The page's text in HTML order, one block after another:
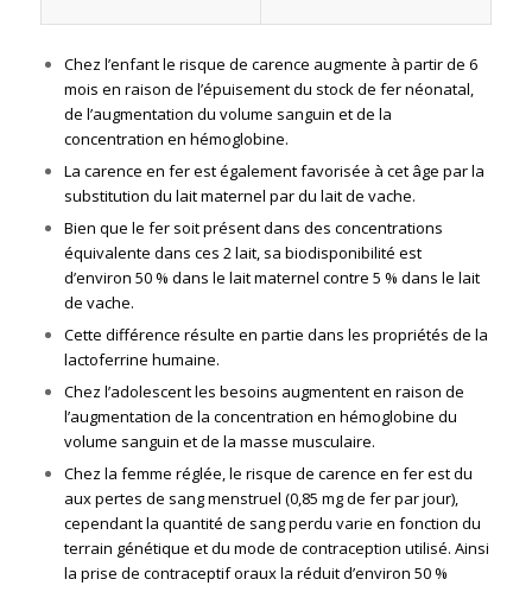
Chez l’enfant le risque de carence augmente à partir de 6
mois en raison de l’épuisement du stock de fer néonatal,
de l’augmentation du volume sanguin et de la
concentration en hémoglobine.
La carence en fer est également favorisée à cet âge par la
substitution du lait maternel par du lait de vache.
Bien que le fer soit présent dans des concentrations
équivalente dans ces 2 lait, sa biodisponibilité est
d’environ 50 % dans le lait maternel contre 5 % dans le lait
de vache.
Cette différence résulte en partie dans les propriétés de la
lactoferrine humaine.
Chez l’adolescent les besoins augmentent en raison de
l’augmentation de la concentration en hémoglobine du
volume sanguin et de la masse musculaire.
Chez la femme réglée, le risque de carence en fer est du
aux pertes de sang menstruel (0,85 mg de fer par jour),
cependant la quantité de sang perdu varie en fonction du
terrain génétique et du mode de contraception utilisé. Ainsi
la prise de contraceptif oraux la réduit d’environ 50 %